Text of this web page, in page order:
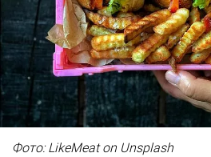
Фото: LikeMeat on Unsplash